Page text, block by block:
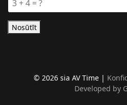
Nosūtīt
© 2026 sia AV Time |
Developed by